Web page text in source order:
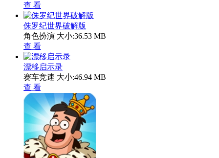
查 看
侏罗纪世界破解版
角色扮演 大小:36.53 MB
查 看
漂移启示录
赛车竞速 大小:46.94 MB
查 看